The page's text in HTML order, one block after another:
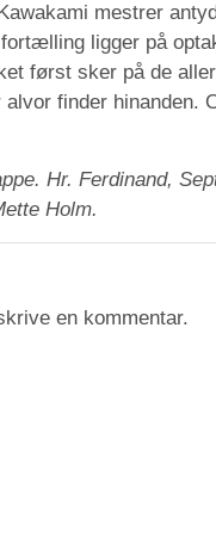
mestrer
ligger på
først sker på de
finder hinanden.
Hr. Ferdinand,
Holm.
en kommentar.